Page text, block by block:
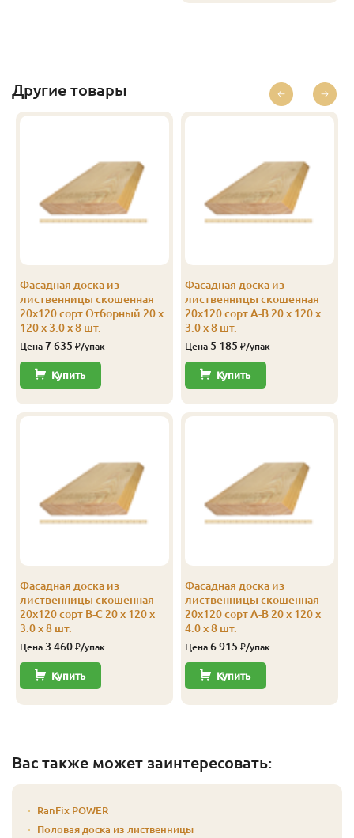
Другие товары
Фасадная доска из
лиственницы скошенная
20х120 сорт Отборный 20 x
120 x 3.0 x 8 шт.
Цена 7 635 ₽/упак
Купить
Фасадная доска из
лиственницы скошенная
20х120 сорт В-С 20 x 120 x
3.0 x 8 шт.
Цена 3 460 ₽/упак
Купить
Фасадная доска из
лиственницы скошенная
20х120 сорт А-В 20 x 120 x
3.0 x 8 шт.
Цена 5 185 ₽/упак
Купить
Фасадная доска из
лиственницы скошенная
20х120 сорт А-В 20 x 120 x
4.0 x 8 шт.
Цена 6 915 ₽/упак
Купить
Вас также может заинтересовать:
RanFix POWER
Половая доска из лиственницы